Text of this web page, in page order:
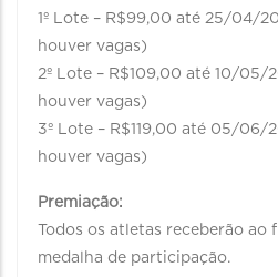
1º Lote – R$99,00 até 25/04/
houver vagas)
2º Lote – R$109,00 até 10/05/
houver vagas)
3º Lote – R$119,00 até 05/06/
houver vagas)
Premiação:
Todos os atletas receberão ao
medalha de participação.